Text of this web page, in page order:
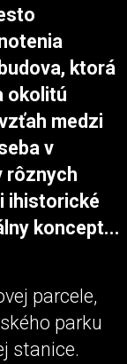
ktorá
okolitú
medzi
v
rôznych
ihistorické
koncept...
parcele,
parku
stanice.